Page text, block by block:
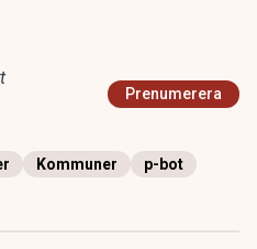
Prenumerera
Kommuner
p-bot